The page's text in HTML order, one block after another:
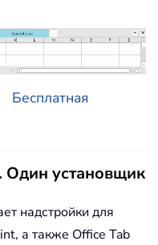
Бесплатная
Один установщик
надстройки для
а также Office Tab